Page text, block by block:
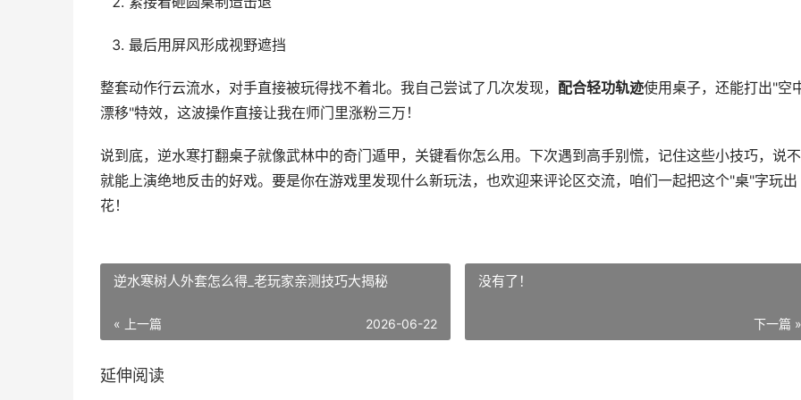
最后用屏风形成视野遮挡
整套动作行云流水，对手直接被玩得找不着北。我自己尝试了几次发现， 配合轻功轨迹使用桌子，还能打出"空
漂移"特效，这波操作直接让我在师门里涨粉三万！
说到底，逆水寒打翻桌子就像武林中的奇门遁甲，关键看你怎么用。下次遇到高手别慌，记住这些小技巧，说
就能上演绝地反击的好戏。要是你在游戏里发现什么新玩法，也欢迎来评论区交流，咱们一起把这个"桌"字玩出
花！
逆水寒树人外套怎么得_老玩家亲测技巧大揭秘
« 上一篇 2026-06-22
没有了！
下一篇 »
延伸阅读